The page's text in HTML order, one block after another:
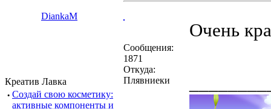
DiankaM
Креатив Лавка
· Создай свою косметику:
активные компоненты и
Сообщения:
1871
Откуда:
Плявниеки
Очень